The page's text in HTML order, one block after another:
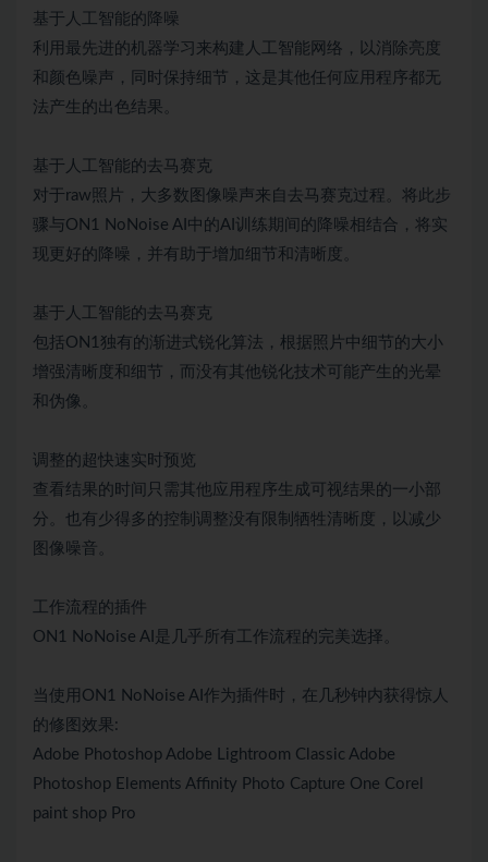
基于人工智能的降噪
利用最先进的机器学习来构建人工智能网络，以消除亮度
和颜色噪声，同时保持细节，这是其他任何应用程序都无
法产生的出色结果。
基于人工智能的去马赛克
对于raw照片，大多数图像噪声来自去马赛克过程。将此步
骤与ON1 NoNoise AI中的AI训练期间的降噪相结合，将实
现更好的降噪，并有助于增加细节和清晰度。
基于人工智能的去马赛克
包括ON1独有的渐进式锐化算法，根据照片中细节的大小
增强清晰度和细节，而没有其他锐化技术可能产生的光晕
和伪像。
调整的超快速实时预览
查看结果的时间只需其他应用程序生成可视结果的一小部
分。也有少得多的控制调整没有限制牺牲清晰度，以减少
图像噪音。
工作流程的插件
ON1 NoNoise AI是几乎所有工作流程的完美选择。
当使用ON1 NoNoise AI作为插件时，在几秒钟内获得惊人
的修图效果:
Adobe Photoshop Adobe Lightroom Classic Adobe
Photoshop Elements Affinity Photo Capture One Corel
paint shop Pro